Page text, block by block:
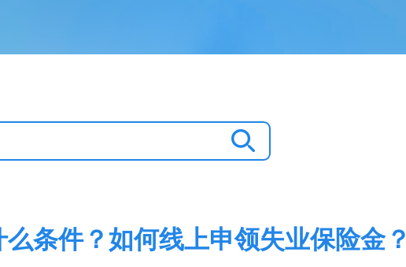
条件？如何线上申领失业保险金？